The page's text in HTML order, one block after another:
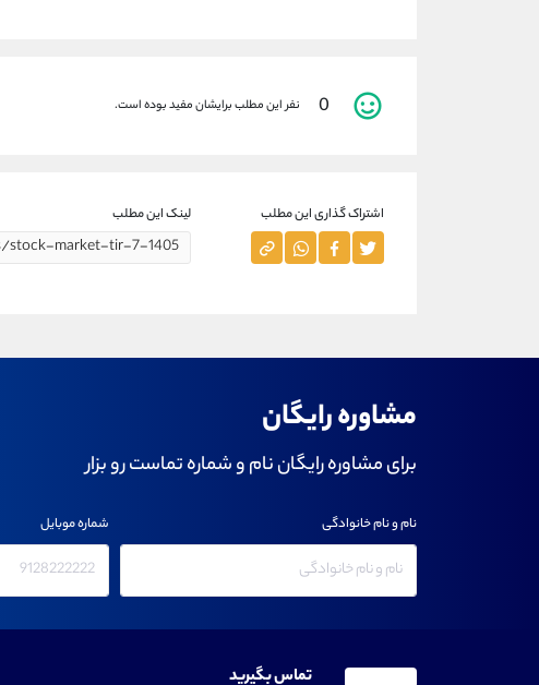
0 نفر این مطلب برایشان مفید بوده است.
اشتراک گذاری این مطلب لینک این مطلب
مشاوره رایگان
برای مشاوره رایگان نام و شماره تماست رو بزار
نام و نام خانوادگی شماره موبایل
تماس بگیرید